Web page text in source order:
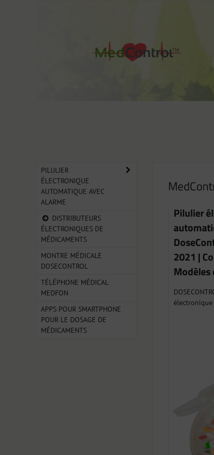
Pilulier
2021 |
Modèles
PILULIER
ÉLECTRONIQUE
AUTOMATIQUE AVEC
ALARME
DISTRIBUTEURS
ÉLECTRONIQUES DE
MÉDICAMENTS
MONTRE MÉDICALE
DOSECONTROL
TÉLÉPHONE MÉDICAL
MEDFON
APPS POUR SMARTPHONE
POUR LE DOSAGE DE
MÉDICAMENTS